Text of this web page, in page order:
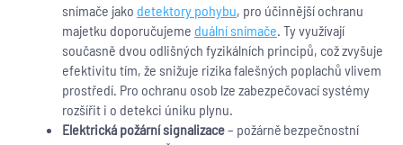
snímače jako detektory pohybu, pro účinnější ochranu
majetku doporučujeme duální snímače. Ty využívají
současně dvou odlišných fyzikálních principů, což zvyšuje
efektivitu tím, že snižuje rizika falešných poplachů vlivem
prostředí. Pro ochranu osob lze zabezpečovací systémy
rozšířit i o detekci úniku plynu.
Elektrická požární signalizace– požárně bezpečnostní